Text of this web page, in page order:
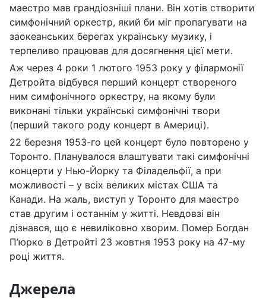
маестро мав грандіозніші плани. Він хотів створити
симфонічний оркестр, який би міг пропагувати на
заокеанських берегах українську музику, і
терпеливо працював для досягнення цієї мети.
Аж через 4 роки 1 лютого 1953 року у філармонії
Детройта відбувся перший концерт створеного
ним симфонічного оркестру, на якому були
виконані тільки українські симфонічні твори
(перший такого роду концерт в Америці).
22 березня 1953-го цей концерт було повторено у
Торонто. Планувалося влаштувати такі симфонічні
концерти у Нью-Йорку та Філадельфії, а при
можливості – у всіх великих містах США та
Канади. На жаль, виступ у Торонто для маестро
став другим і останнім у житті. Невдовзі він
дізнався, що є невиліковно хворим. Помер Богдан
П’юрко в Детройті 23 жовтня 1953 року на 47-му
році життя.
Джерела